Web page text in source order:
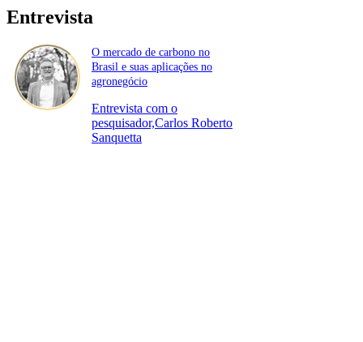
Entrevista
O mercado de carbono no
Brasil e suas aplicações no
agronegócio
Entrevista com o
pesquisador,Carlos Roberto
Sanquetta